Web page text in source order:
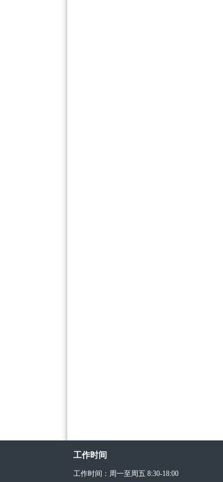
工作时间
工作时间：周一至周五 8:30-18:00